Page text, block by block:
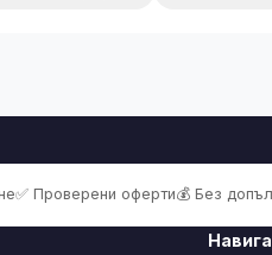
✅ Проверени оферти💰 Без